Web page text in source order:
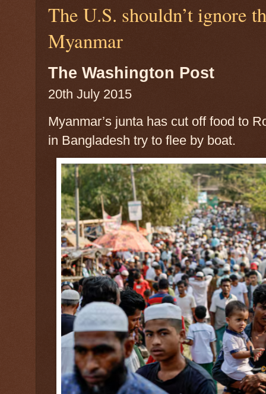
The U.S. shouldn’t ignore
Myanmar
The Washington Post
20th July 2015
Myanmar’s junta has cut off food to
in Bangladesh try to flee by boat.